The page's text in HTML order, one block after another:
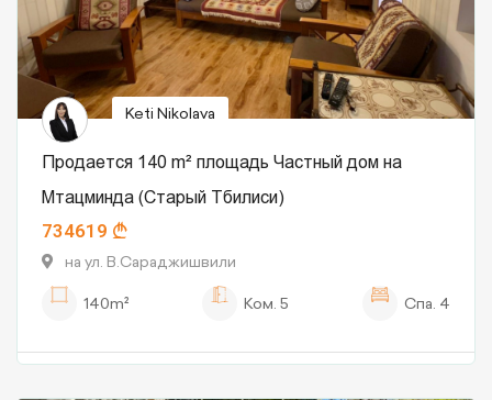
Keti Nikolava
Продается 140 m² площадь Частный дом на
Мтацминда (Старый Тбилиси)
734619
на ул. В.Сараджишвили
140m²
Ком. 5 Спа. 4